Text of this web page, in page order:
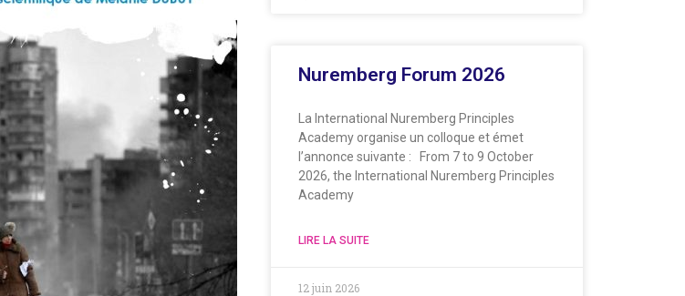
Nuremberg Forum 2026
La International Nuremberg Principles
Academy organise un colloque et émet
l’annonce suivante : From 7 to 9 October
2026, the International Nuremberg Principles
Academy
LIRE LA SUITE
12 juin 2026